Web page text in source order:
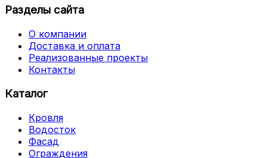
Разделы сайта
О компании
Доставка и оплата
Реализованные проекты
Контакты
Каталог
Кровля
Водосток
Фасад
Ограждения